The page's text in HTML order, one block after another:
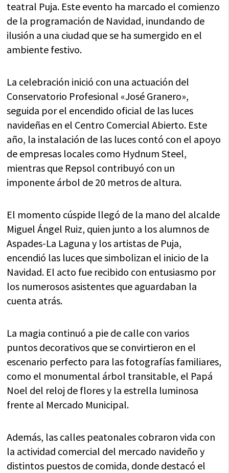
teatral Puja. Este evento ha marcado el comienzo
de la programación de Navidad, inundando de
ilusión a una ciudad que se ha sumergido en el
ambiente festivo.
La celebración inició con una actuación del
Conservatorio Profesional «José Granero»,
seguida por el encendido oficial de las luces
navideñas en el Centro Comercial Abierto. Este
año, la instalación de las luces contó con el apoyo
de empresas locales como Hydnum Steel,
mientras que Repsol contribuyó con un
imponente árbol de 20 metros de altura.
El momento cúspide llegó de la mano del alcalde
Miguel Ángel Ruiz, quien junto a los alumnos de
Aspades-La Laguna y los artistas de Puja,
encendió las luces que simbolizan el inicio de la
Navidad. El acto fue recibido con entusiasmo por
los numerosos asistentes que aguardaban la
cuenta atrás.
La magia continuó a pie de calle con varios
puntos decorativos que se convirtieron en el
escenario perfecto para las fotografías familiares,
como el monumental árbol transitable, el Papá
Noel del reloj de flores y la estrella luminosa
frente al Mercado Municipal.
Además, las calles peatonales cobraron vida con
la actividad comercial del mercado navideño y
distintos puestos de comida, donde destacó el